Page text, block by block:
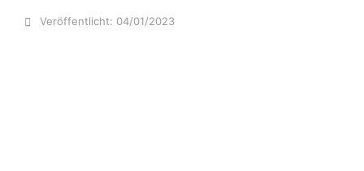
Veröffentlicht: 04/01/2023